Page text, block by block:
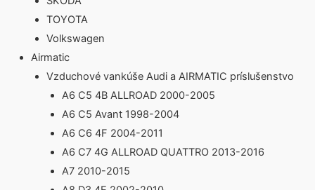
TOYOTA
Volkswagen
Airmatic
Vzduchové vankúše Audi a AIRMATIC príslušenstvo
A6 C5 4B ALLROAD 2000-2005
A6 C5 Avant 1998-2004
A6 C6 4F 2004-2011
A6 C7 4G ALLROAD QUATTRO 2013-2016
A7 2010-2015